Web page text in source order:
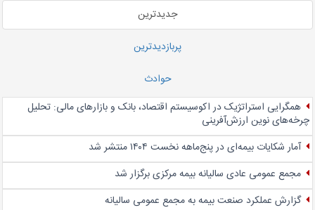
جدیدترین
پربازدیدترین
حوادث
همگرایی استراتژیک در اکوسیستم اقتصاد، بانک و بازارهای مالی: تحلیل
چرخه‌های نوین ارزش‌آفرینی
آمار شکایات بیمه‌ای در پنج‌‌ماهه نخست ۱۴۰۴ منتشر شد
مجمع عمومی عادی سالیانه بیمه مرکزی برگزار شد
گزارش عملکرد صنعت بیمه به مجمع عمومی سالیانه